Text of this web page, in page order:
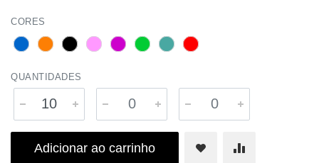
CORES
QUANTIDADES
Adicionar ao carrinho